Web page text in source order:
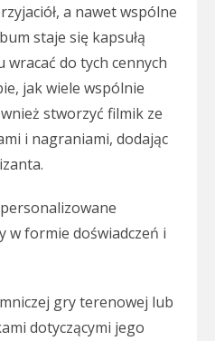
a nawet wspólne
staje się kapsułą
do tych cennych
jak wiele wspólnie
stworzyć filmik ze
i nagraniami, dodając
w formie doświadczeń i
gry terenowej lub
dotyczącymi jego